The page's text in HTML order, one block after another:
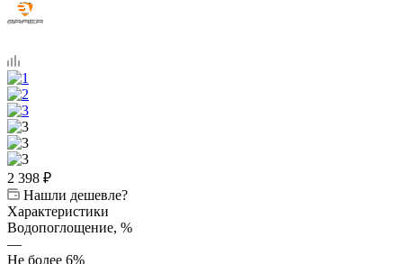
2 398 ₽
Нашли дешевле?
Характеристики
Водопоглощение, %
—
Не более 6%